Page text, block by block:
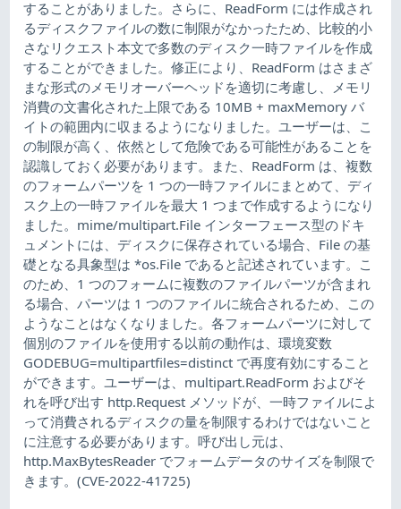
することがありました。さらに、ReadForm には作成され
るディスクファイルの数に制限がなかったため、比較的小
さなリクエスト本文で多数のディスク一時ファイルを作成
することができました。修正により、ReadForm はさまざ
まな形式のメモリオーバーヘッドを適切に考慮し、メモリ
消費の文書化された上限である 10MB + maxMemory バ
イトの範囲内に収まるようになりました。ユーザーは、こ
の制限が高く、依然として危険である可能性があることを
認識しておく必要があります。また、ReadForm は、複数
のフォームパーツを 1 つの一時ファイルにまとめて、ディ
スク上の一時ファイルを最大 1 つまで作成するようになり
ました。mime/multipart.File インターフェース型のドキ
ュメントには、ディスクに保存されている場合、File の基
礎となる具象型は *os.File であると記述されています。こ
のため、1 つのフォームに複数のファイルパーツが含まれ
る場合、パーツは 1 つのファイルに統合されるため、この
ようなことはなくなりました。各フォームパーツに対して
個別のファイルを使用する以前の動作は、環境変数
GODEBUG=multipartfiles=distinct で再度有効にすること
ができます。ユーザーは、multipart.ReadForm およびそ
れを呼び出す http.Request メソッドが、一時ファイルによ
って消費されるディスクの量を制限するわけではないこと
に注意する必要があります。呼び出し元は、
http.MaxBytesReader でフォームデータのサイズを制限で
きます。(CVE-2022-41725)